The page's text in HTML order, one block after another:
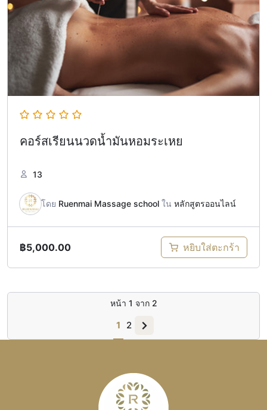
คอร์สเรียนนวดน้ำมันหอมระเหย
13
โดย Ruenmai Massage school ใน หลักสูตรออนไลน์
฿5,000.00 หยิบใส่ตะกร้า
หน้า 1 จาก 2
1 2